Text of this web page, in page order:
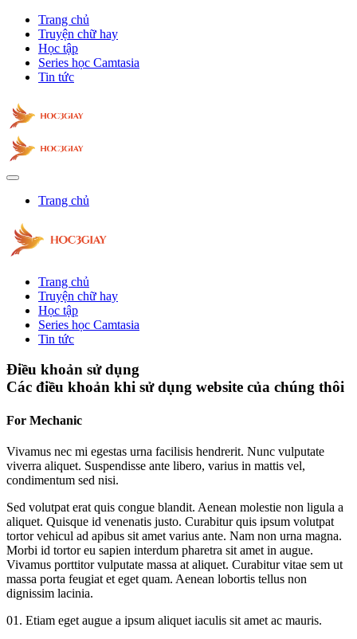
Trang chủ
Truyện chữ hay
Học tập
Series học Camtasia
Tin tức
Trang chủ
Trang chủ
Truyện chữ hay
Học tập
Series học Camtasia
Tin tức
Điều khoản sử dụng
Các điều khoản khi sử dụng website của chúng thôi
For Mechanic
Vivamus nec mi egestas urna facilisis hendrerit. Nunc vulputate
viverra aliquet. Suspendisse ante libero, varius in mattis vel,
condimentum sed nisi.
Sed volutpat erat quis congue blandit. Aenean molestie non ligula a
aliquet. Quisque id venenatis justo. Curabitur quis ipsum volutpat
tortor vehicul ad apibus sit amet varius ante. Nam non urna magna.
Morbi id tortor eu sapien interdum pharetra sit amet in augue.
Vivamus porttitor vulputate massa at aliquet. Curabitur vitae sem ut
massa porta feugiat et eget quam. Aenean lobortis tellus non
dignissim lacinia.
01. Etiam eget augue a ipsum aliquet iaculis sit amet ac mauris.